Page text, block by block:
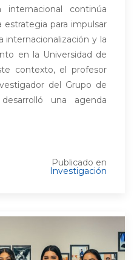
internacional continúa
para impulsar
internacionalización y la
en la Universidad de
contexto, el profesor
del Grupo de
una agenda
Publicado en
Investigación